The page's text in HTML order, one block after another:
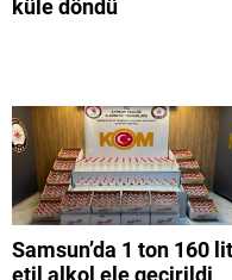
küle döndü
Samsun’da 1 ton 160
etil alkol ele geçirildi